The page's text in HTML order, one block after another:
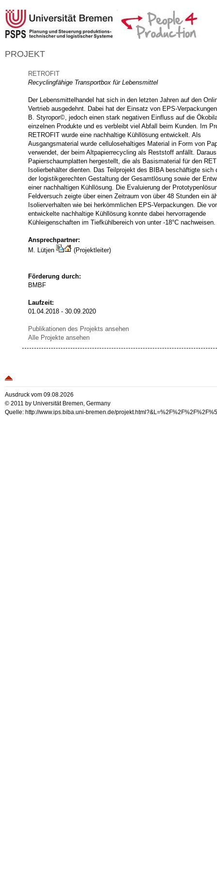
PROJEKT
RETROFIT
Recyclingfähige Transportbox für Lebensmittel
Der Lebensmittelhandel hat sich in den letzten Jahren auf den
Vertrieb ausgedehnt. Dabei hat der Einsatz von EPS-
B. Styropor©, jedoch einen stark negativen Einfluss auf die
einzelnen Produkte und es verbleibt viel Abfall beim Kunden. Im
RETROFIT wurde eine nachhaltige Kühllösung entwickelt. Als
Ausgangsmaterial wurde cellulosehaltiges Material in Form von
verwendet, der beim Altpapierrecycling als Reststoff anfällt.
Papierschaumplatten hergestellt, die als Basismaterial für den
Isolierbehälter dienten. Das Teilprojekt des BIBA beschäftigte sich
der logistikgerechten Gestaltung der Gesamtlösung sowie der
einer nachhaltigen Kühllösung. Die Evaluierung der
Feldversuch zeigte über einen Zeitraum von über 48 Stunden ein
Isolierverhalten wie bei herkömmlichen EPS-Verpackungen. Die
entwickelte nachhaltige Kühllösung konnte dabei hervorragende
Kühleigenschaften im Tiefkühlbereich von unter -18°C nachweisen.
Ansprechpartner:
M. Lütjen
(Projektleiter)
Förderung durch:
BMBF
Laufzeit:
01.04.2018 - 30.09.2020
Publikationen des Projekts ansehen
Alle Projekte ansehen
Ausdruck vom 09.08.2026
© 2011 by Universität Bremen, Germany
Quelle: http://www.ips.biba.uni-bremen.de/